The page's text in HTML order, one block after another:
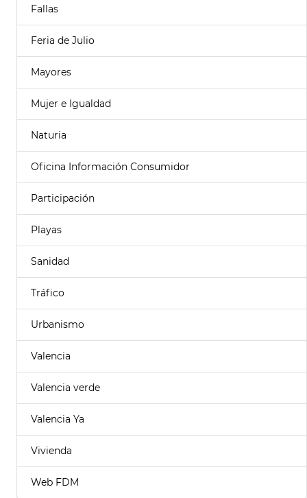
Fallas
Feria de Julio
Mayores
Mujer e Igualdad
Naturia
Oficina Información Consumidor
Participación
Playas
Sanidad
Tráfico
Urbanismo
Valencia
Valencia verde
Valencia Ya
Vivienda
Web FDM